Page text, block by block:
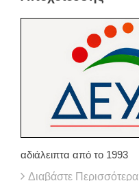
αδιάλειπτα από το 1993
Διαβάστε Περισσότερα